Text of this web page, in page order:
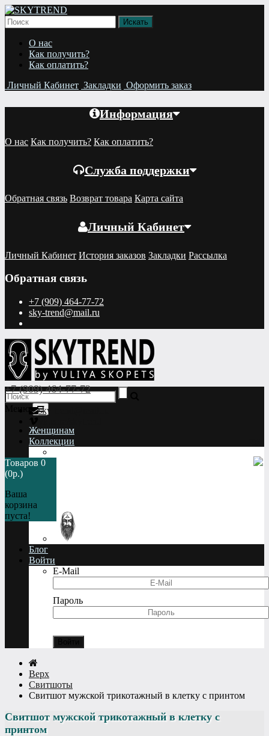
О нас
Как получить?
Как оплатить?
Личный Кабинет Закладки Оформить заказ
Информация
О нас Как получить? Как оплатить?
Служба поддержки
Обратная связь Возврат товара Карта сайта
Личный Кабинет
Личный Кабинет История заказов Закладки Рассылка
Обратная связь
+7 (909) 464-77-72
sky-trend@mail.ru
+7 (909) 464-77-72
sky-trend@mail.ru
Товаров 0
(0р.)
Ваша
корзина
пуста!
Женщинам
Коллекции
Блог
Войти
E-Mail
Пароль
Верх
Свитшоты
Свитшот мужской трикотажный в клетку с принтом
Свитшот мужской трикотажный в клетку с
принтом